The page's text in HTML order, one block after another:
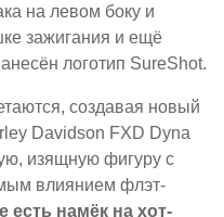
на левом боку и
зажигания и ещё
логотип SureShot.
создавая новый
Davidson FXD Dyna
изящную фигуру с
влиянием флэт-
намёк на хот-